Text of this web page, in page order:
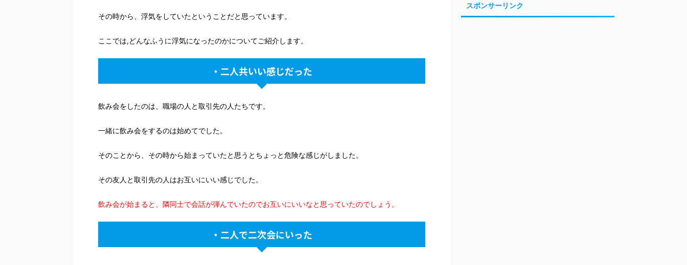
その時から、浮気をしていたということだと思っています。
ここでは,どんなふうに浮気になったのかについてご紹介します。
・二人共いい感じだった
飲み会をしたのは、職場の人と取引先の人たちです。
一緒に飲み会をするのは始めてでした。
そのことから、その時から始まっていたと思うとちょっと危険な感じがしました。
その友人と取引先の人はお互いにいい感じでした。
飲み会が始まると、隣同士で会話が弾んでいたのでお互いにいいなと思っていたのでしょう。
・二人で二次会にいった
スポンサーリンク